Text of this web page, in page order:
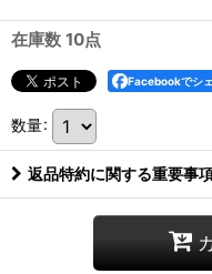
在庫数 10点
Facebookでシ
数量:
返品特約に関する重要事